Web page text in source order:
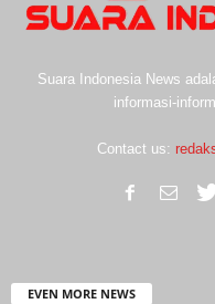
Suara Indonesia News
informasi-
Contact us:
EVEN MORE NEWS